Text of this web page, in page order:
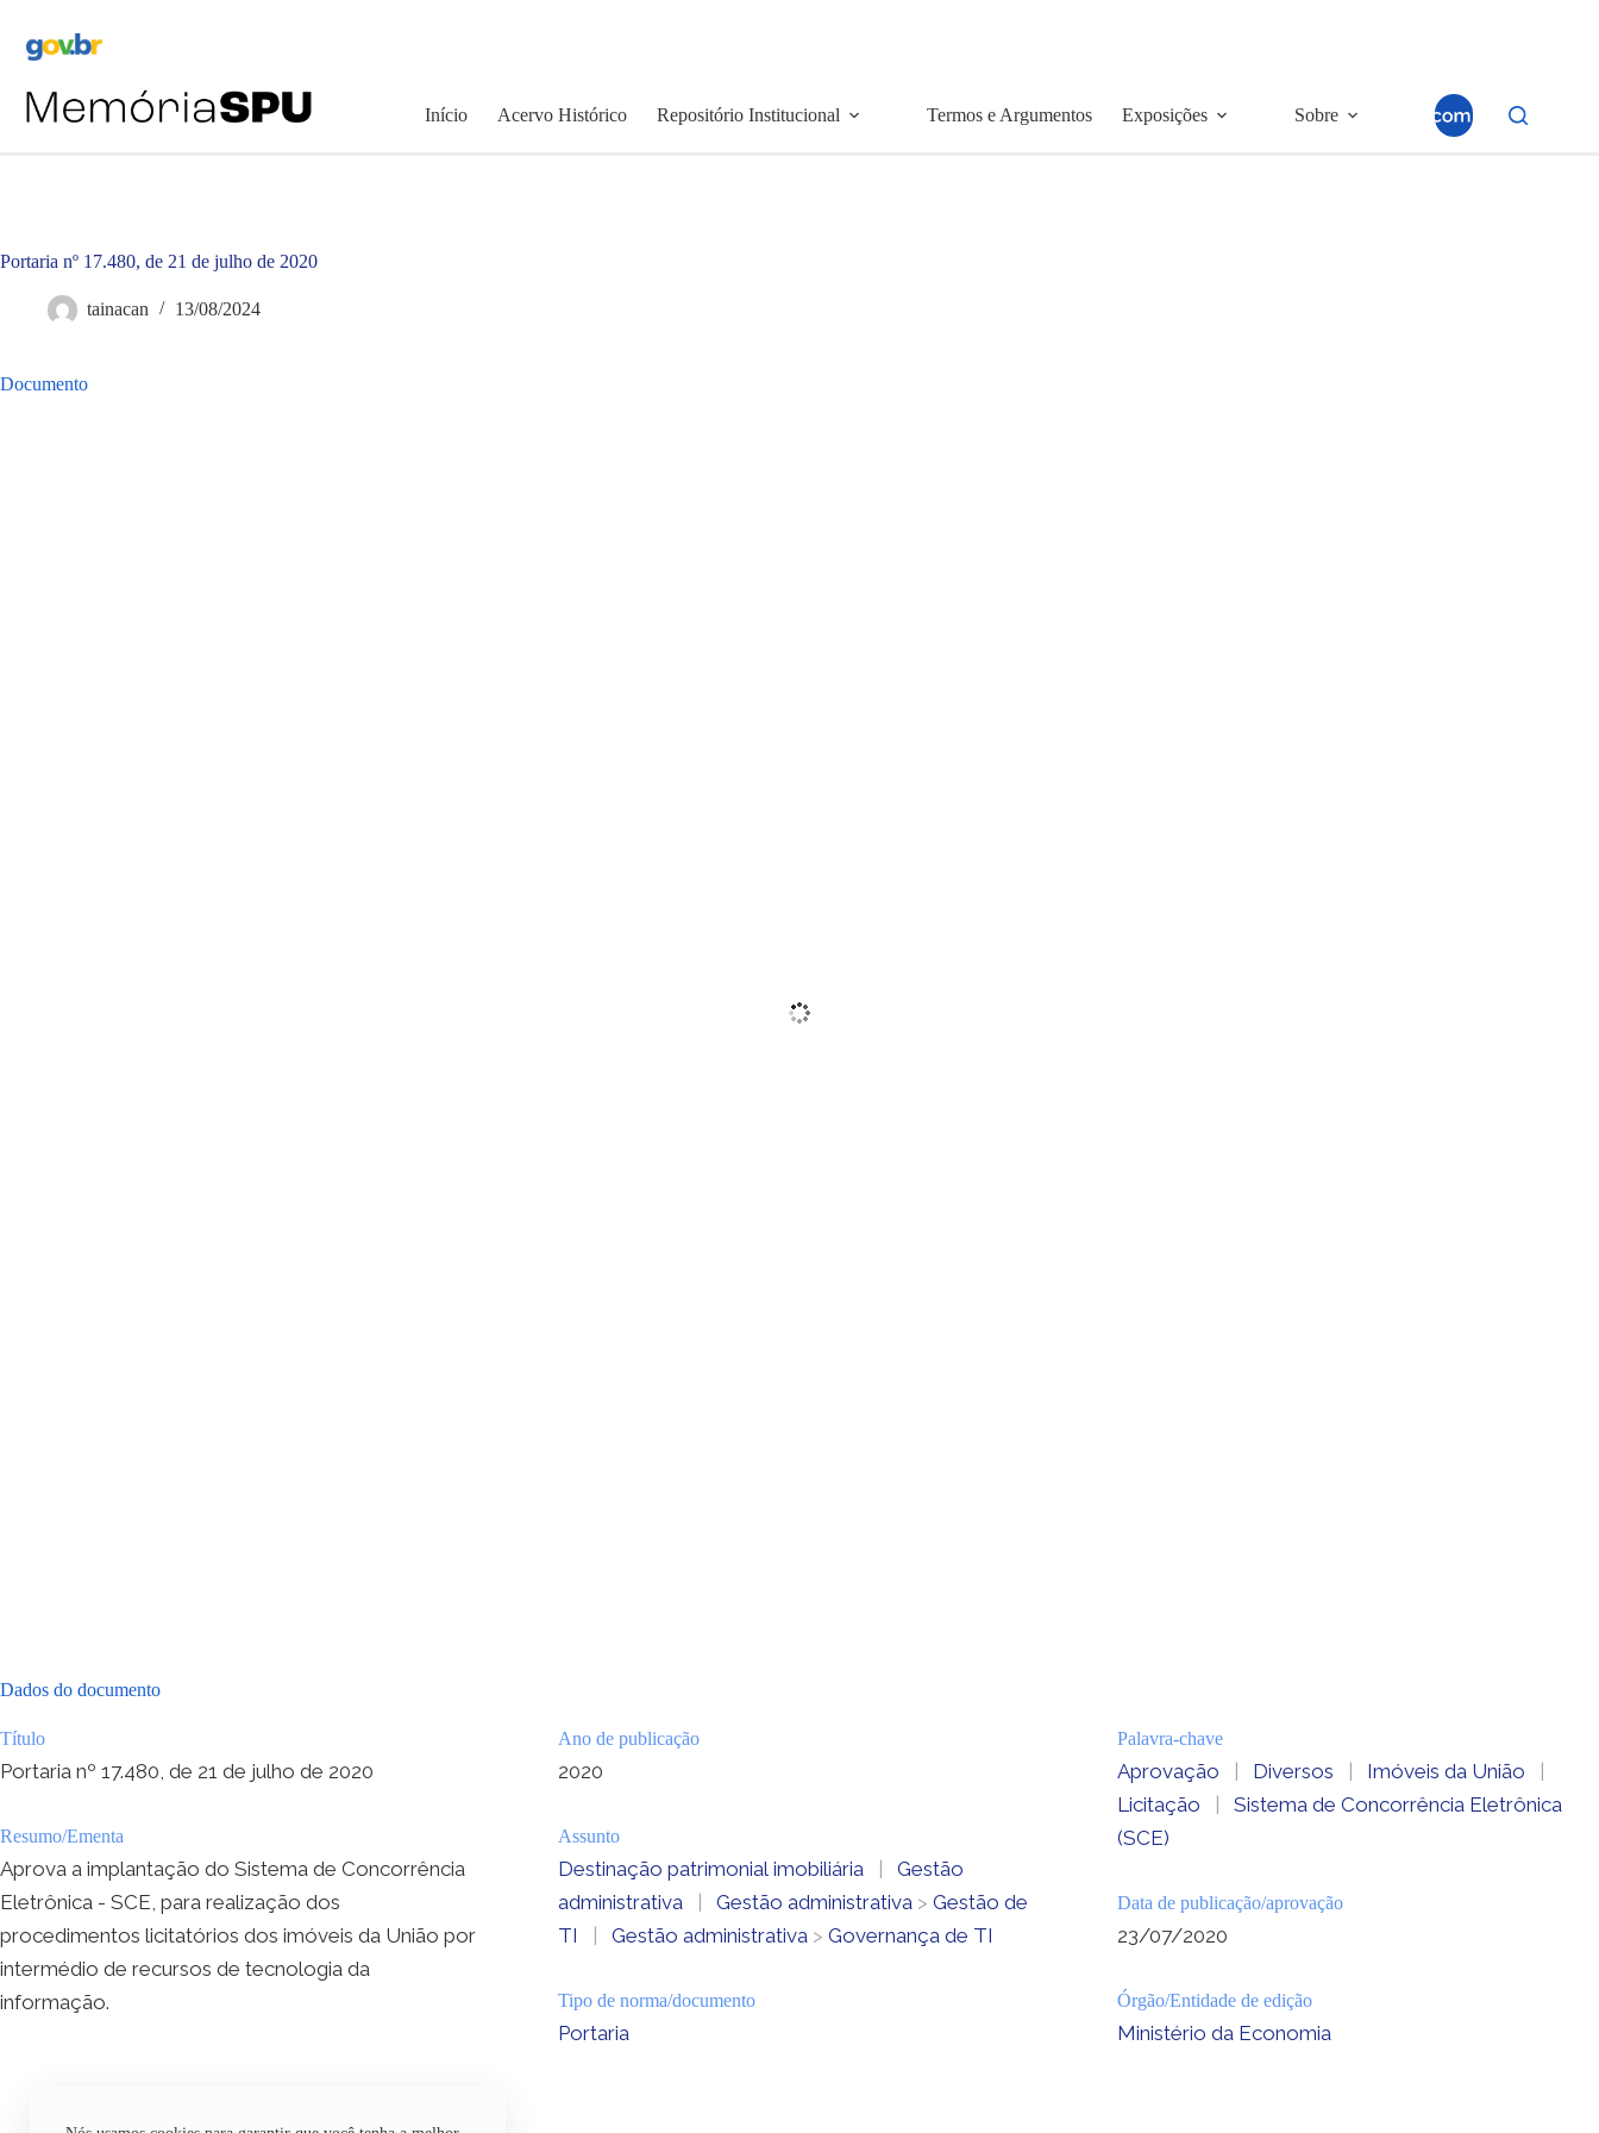
Início Acervo Histórico Repositório Institucional Termos e Argumentos Exposições Sobre
Portaria nº 17.480, de 21 de julho de 2020
tainacan 13/08/2024
Documento
Dados do documento
Título
Portaria nº 17.480, de 21 de julho de 2020
Resumo/Ementa
Aprova a implantação do Sistema de Concorrência
Eletrônica - SCE, para realização dos
procedimentos licitatórios dos imóveis da União por
intermédio de recursos de tecnologia da
informação.
Ano de publicação
2020
Assunto
Destinação patrimonial imobiliária |
Gestão
administrativa
| Gestão administrativa >Gestão de
TI
| Gestão administrativa >Governança de TI
Tipo de norma/documento
Portaria
Palavra-chave
Aprovação | Diversos | Imóveis da União
|
Licitação
|
Sistema de Concorrência Eletrônica
(SCE)
Data de publicação/aprovação
23/07/2020
Órgão/Entidade de edição
Ministério da Economia